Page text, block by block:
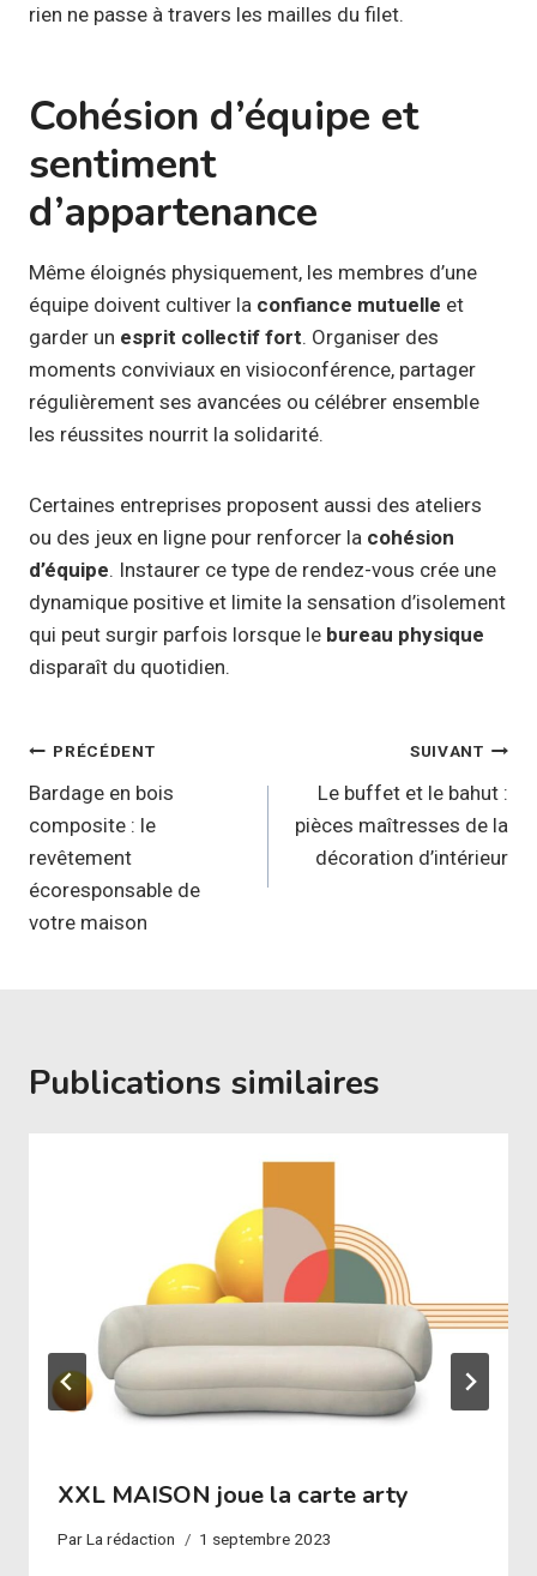
rien ne passe à travers les mailles du filet.
Cohésion d’équipe et
sentiment
d’appartenance
Même éloignés physiquement, les membres d’une
équipe doivent cultiver la confiance mutuelle et
garder un esprit collectif fort. Organiser des
moments conviviaux en visioconférence, partager
régulièrement ses avancées ou célébrer ensemble
les réussites nourrit la solidarité.
Certaines entreprises proposent aussi des ateliers
ou des jeux en ligne pour renforcer la cohésion
d’équipe. Instaurer ce type de rendez-vous crée une
dynamique positive et limite la sensation d’isolement
qui peut surgir parfois lorsque le bureau physique
disparaît du quotidien.
Navigation
de
l’article
PRÉCÉDENT
Bardage en bois
composite : le
revêtement
écoresponsable de
votre maison
SUIVANT
Le buffet et le bahut :
pièces maîtresses de la
décoration d’intérieur
Publications similaires
XXL MAISON joue la carte arty
ParLa rédaction 1 septembre 2023